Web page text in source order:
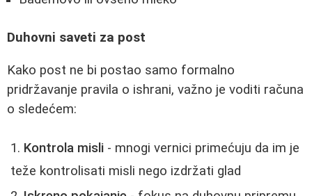
Duhovni saveti za post
Kako post ne bi postao samo formalno
pridržavanje pravila o ishrani, važno je voditi računa
o sledećem:
Kontrola misli - mnogi vernici primećuju da im je
teže kontrolisati misli nego izdržati glad